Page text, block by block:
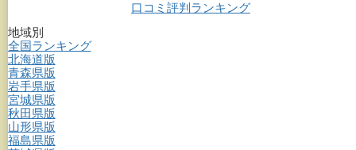
口コミ評判ランキング
地域別
全国ランキング
北海道版
青森県版
岩手県版
宮城県版
秋田県版
山形県版
福島県版